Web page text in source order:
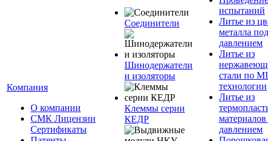
Компания
О компании
СМК Лицензии
Сертификаты
Соединители
Шинодержатели
и изоляторы
Клеммы серии
КЕДР
испытаний
Литье из
металла под
давлением
Литье из
стали по
технологии
Литье из
давлением